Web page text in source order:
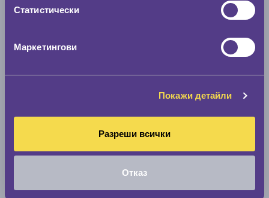
Статистически
Маркетингови
Покажи детайли
Разреши всички
Отказ